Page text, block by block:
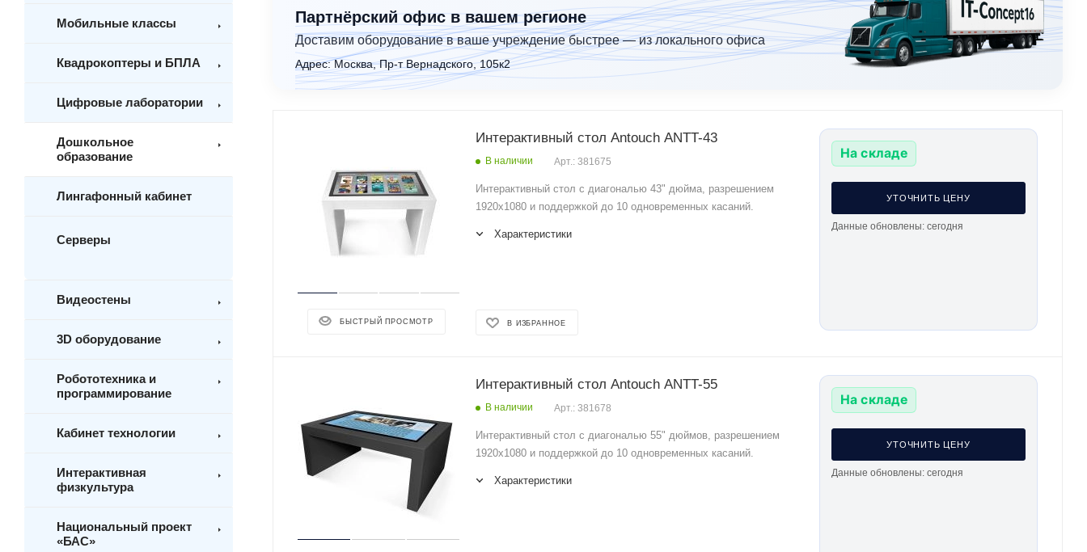
Партнёрский офис в вашем регионе
Доставим оборудование в ваше учреждение быстрее — из локального офиса
Адрес: Москва, Пр-т Вернадского, 105к2
БЫСТРЫЙ ПРОСМОТР
Интерактивный стол Antouch ANTT-43
В наличии Арт.: 381675
Интерактивный стол с диагональю 43" дюйма, разрешением
1920x1080 и поддержкой до 10 одновременных касаний.
Характеристики
В ИЗБРАННОЕ
На складе
УТОЧНИТЬ ЦЕНУ
Данные обновлены: сегодня
Интерактивный стол Antouch ANTT-55
В наличии Арт.: 381678
Интерактивный стол с диагональю 55" дюймов, разрешением
1920x1080 и поддержкой до 10 одновременных касаний.
Характеристики
На складе
УТОЧНИТЬ ЦЕНУ
Данные обновлены: сегодня
Мобильные классы
Квадрокоптеры и БПЛА
Цифровые лаборатории
Дошкольное
образование
Лингафонный кабинет
Серверы
Видеостены
3D оборудование
Робототехника и
программирование
Кабинет технологии
Интерактивная
физкультура
Национальный проект
«БАС»